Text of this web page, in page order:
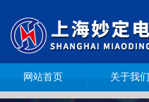
网站首页 关于我们